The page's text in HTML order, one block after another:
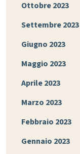
Ottobre 2023
Settembre 2023
Giugno 2023
Maggio 2023
Aprile 2023
Marzo 2023
Febbraio 2023
Gennaio 2023